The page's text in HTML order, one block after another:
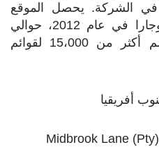
الشركة. يحصل الموقع
الإلكتروني، والذي أسسه بوجارا في عام 2012، حوالي
150،000 زائر شهريا، ويضم أكثر من 15،000 لقوائم
Midbrook Lane